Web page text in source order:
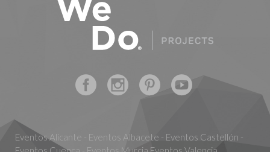
Eventos Alicante - Eventos Albacete - Eventos Castellón -